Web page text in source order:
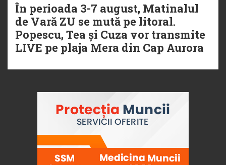
În perioada 3-7 august, Matinalul
de Vară ZU se mută pe litoral.
Popescu, Tea și Cuza vor transmite
LIVE pe plaja Mera din Cap Aurora